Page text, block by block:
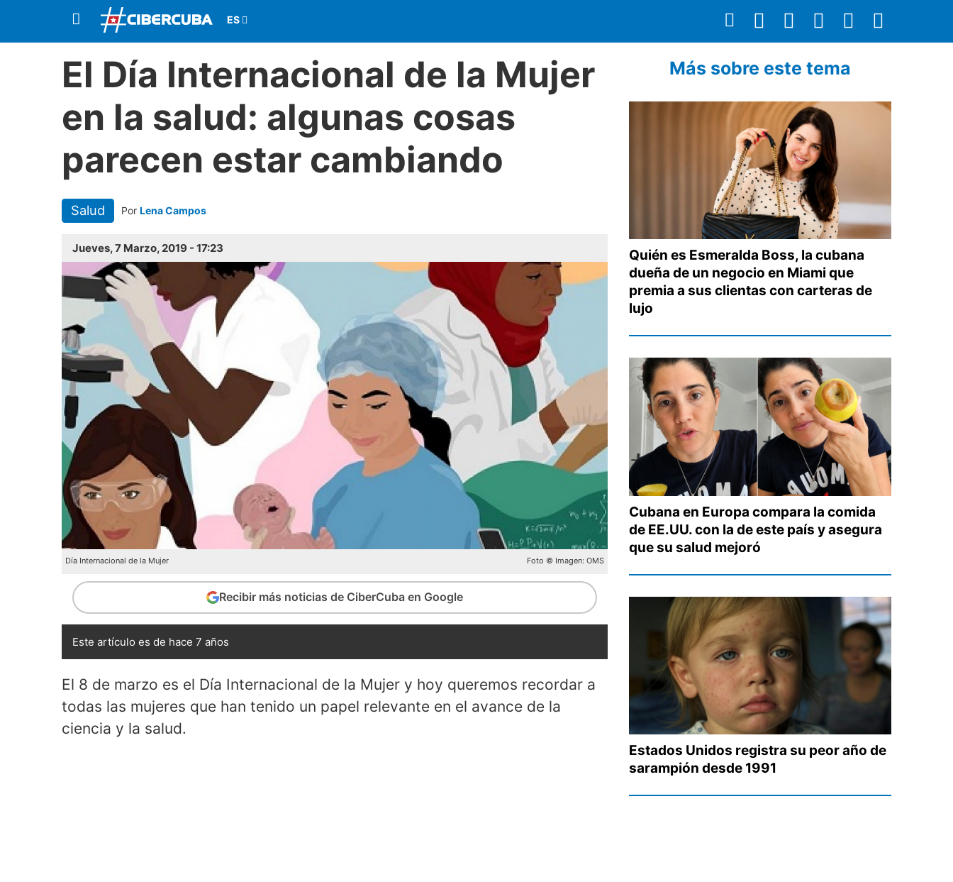
El Día Internacional de la Mujer
en la salud: algunas cosas
parecen estar cambiando
Salud Por Lena Campos
Jueves, 7 Marzo, 2019 - 17:23
Día Internacional de la Mujer Foto © Imagen: OMS
Recibir más noticias de CiberCuba en Google
Este artículo es de hace 7 años
El 8 de marzo es el Día Internacional de la Mujer y hoy queremos recordar a
todas las mujeres que han tenido un papel relevante en el avance de la
ciencia y la salud.
Más sobre este tema
Quién es Esmeralda Boss, la cubana
dueña de un negocio en Miami que
premia a sus clientas con carteras de
lujo
Cubana en Europa compara la comida
de EE.UU. con la de este país y asegura
que su salud mejoró
Estados Unidos registra su peor año de
sarampión desde 1991